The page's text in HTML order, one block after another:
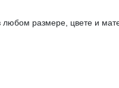
размере, цвете и